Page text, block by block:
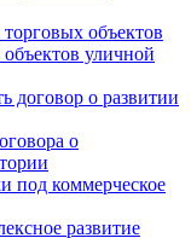
объектов
уличной
договор о развитии
о
под коммерческое
развитие